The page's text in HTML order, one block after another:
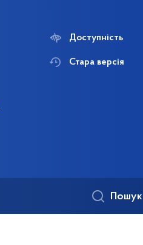
Доступність
Стара версія
Пошук